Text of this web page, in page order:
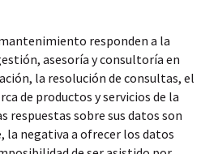
responden a la
asesoría y consultoría en
la resolución de consultas, el
de productos y servicios de la
respuestas sobre sus datos son
negativa a ofrecer los datos